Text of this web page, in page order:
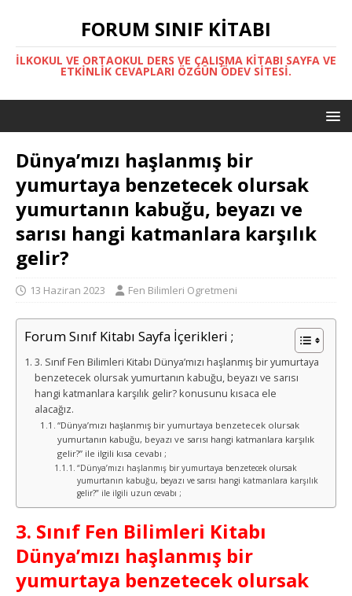
FORUM SINIF KITABI
İLKOKUL VE ORTAOKUL DERS VE ÇALIŞMA KITABI SAYFA VE
ETKINLIK CEVAPLARI ÖZGÜN ÖDEV SITESI.
Dünya’mızı haşlanmış bir
yumurtaya benzetecek olursak
yumurtanın kabuğu, beyazı ve
sarısı hangi katmanlara karşılık
gelir?
13 Haziran 2023 Fen Bilimleri Ogretmeni
Forum Sınıf Kitabı Sayfa İçerikleri ;
3. Sınıf Fen Bilimleri Kitabı Dünya’mızı haşlanmış bir yumurtaya
benzetecek olursak yumurtanın kabuğu, beyazı ve sarısı
hangi katmanlara karşılık gelir? konusunu kısaca ele
alacağız.
“Dünya’mızı haşlanmış bir yumurtaya benzetecek olursak
yumurtanın kabuğu, beyazı ve sarısı hangi katmanlara karşılık
gelir?” ile ilgili kısa cevabı ;
“Dünya’mızı haşlanmış bir yumurtaya benzetecek olursak
yumurtanın kabuğu, beyazı ve sarısı hangi katmanlara karşılık
gelir?” ile ilgili uzun cevabı ;
3. Sınıf Fen Bilimleri Kitabı
Dünya’mızı haşlanmış bir
yumurtaya benzetecek olursak